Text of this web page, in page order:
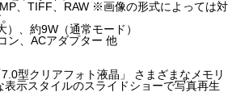
、TIFF、RAW ※画像の形式によっては対
、約9W（通常モード）
ン、ACアダプター 他
型クリアフォト液晶」 さまざまなメモリ
示スタイルのスライドショーで写真再生